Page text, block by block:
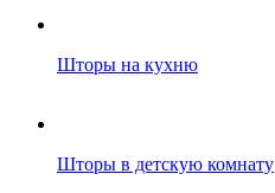
Шторы на кухню
Шторы в детскую комнату